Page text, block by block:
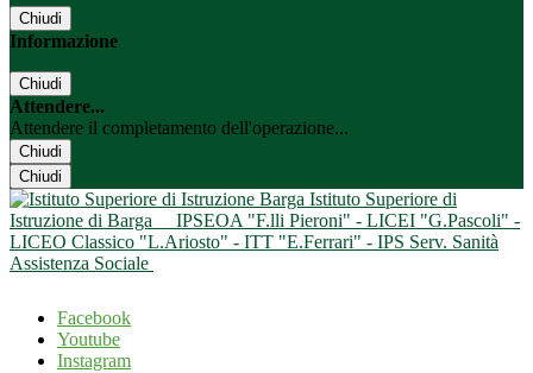
Chiudi
Informazione
Chiudi
Attendere...
Attendere il completamento dell'operazione...
Chiudi
Chiudi
Istituto Superiore di
Istruzione di Barga
IPSEOA "F.lli Pieroni" - LICEI "G.Pascoli" -
LICEO Classico "L.Ariosto" - ITT "E.Ferrari" - IPS Serv. Sanità
Assistenza Sociale
Facebook
Youtube
Instagram